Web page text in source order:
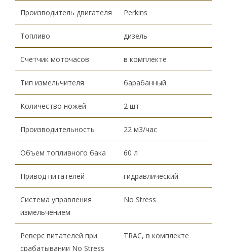
Производитель двигателя Perkins
Топливо дизель
Счетчик моточасов в комплекте
Тип измельчителя барабанный
Количество ножей 2 шт
Производительность 22 м3/час
Объем топливного бака 60 л
Привод питателей гидравлический
Система управления
измельчением
No Stress
Реверс питателей при
срабатывании No Stress
TRAC, в комплекте